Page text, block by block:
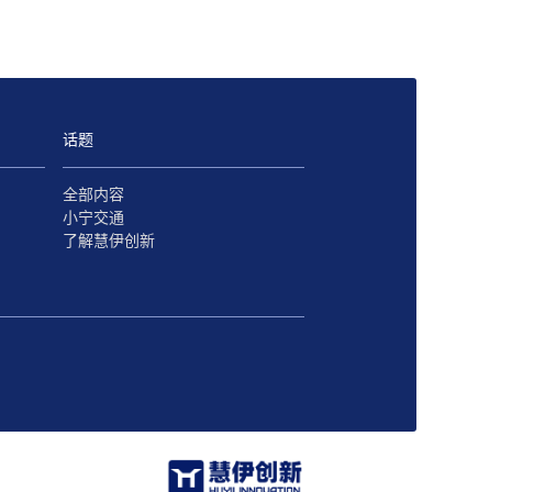
话题
全部内容
小宁交通
了解慧伊创新